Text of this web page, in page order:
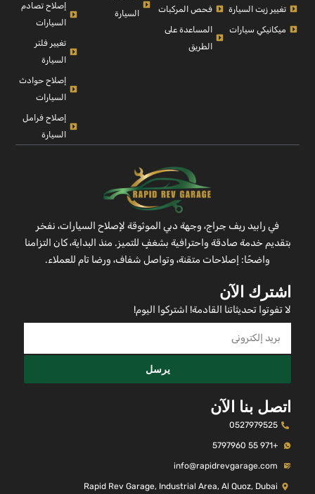
تغيير زيت السيارة
ميكانيكي سيارات
فحص المركبات
المساعدة على
الطريق
السيارة
إصلاح تصادم
السيارات
تغيير فلتر
السيارة
إصلاح حوادث
السيارات
إصلاح فرامل
السيارة
في رابيد ريف جراج، وجهة دبي الموثوقة لإصلاح السيارات، نفخر
بتقديم خدمة صادقة واحترافية بشغفٍ للتميز. منذ البداية، كان التزامنا
واضحًا: إصلاحات متقنة، وتواصل شفاف، ورضا تام للعملاء.
اشترك الآن
لا تفوتوا تحديثاتنا القادمة! اشتركوا اليوم!
يرسل
اتصل بنا الآن
0527979525
+971 55 5797960
info@rapidrevgarage.com
Rapid Rev Garage, Industrial Area, Al Quoz, Dubai